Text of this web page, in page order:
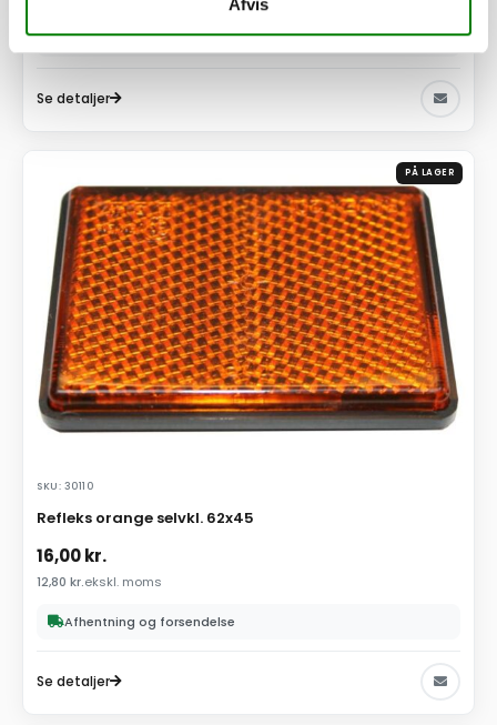
Afhentning og forsendelse
Se detaljer
PÅ LAGER
SKU: 30110
Refleks orange selvkl. 62x45
16,00kr.
12,80 kr.ekskl. moms
Afhentning og forsendelse
Se detaljer